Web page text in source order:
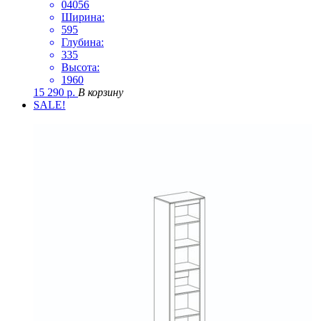
04056
Ширина:
595
Глубина:
335
Высота:
1960
15 290 р. В корзину
SALE!